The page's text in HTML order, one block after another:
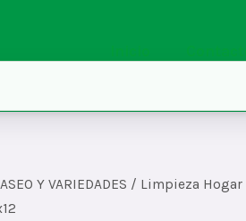
ASEO Y VARIEDADES / Limpieza Hogar